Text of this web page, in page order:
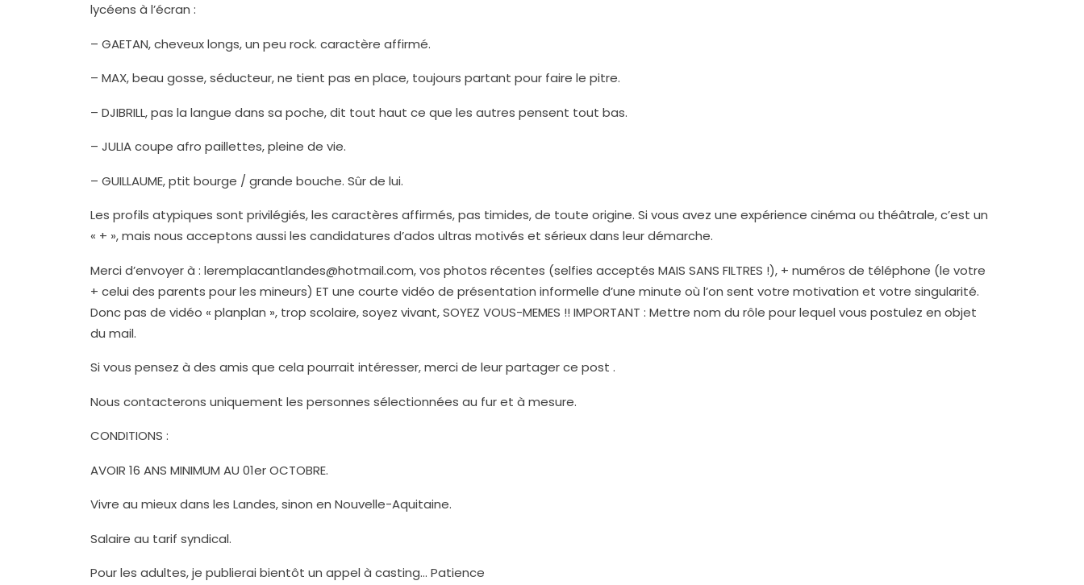
lycéens à l’écran :
– GAETAN, cheveux longs, un peu rock. caractère affirmé.
– MAX, beau gosse, séducteur, ne tient pas en place, toujours partant pour faire le pitre.
– DJIBRILL, pas la langue dans sa poche, dit tout haut ce que les autres pensent tout bas.
– JULIA coupe afro paillettes, pleine de vie.
– GUILLAUME, ptit bourge / grande bouche. Sûr de lui.
Les profils atypiques sont privilégiés, les caractères affirmés, pas timides, de toute origine. Si vous avez une expérience cinéma ou théâtrale, c’est un
« + », mais nous acceptons aussi les candidatures d’ados ultras motivés et sérieux dans leur démarche.
Merci d’envoyer à : leremplacantlandes@hotmail.com, vos photos récentes (selfies acceptés MAIS SANS FILTRES !), + numéros de téléphone (le votre
+ celui des parents pour les mineurs) ET une courte vidéo de présentation informelle d’une minute où l’on sent votre motivation et votre singularité.
Donc pas de vidéo « planplan », trop scolaire, soyez vivant, SOYEZ VOUS-MEMES !! IMPORTANT : Mettre nom du rôle pour lequel vous postulez en objet
du mail.
Si vous pensez à des amis que cela pourrait intéresser, merci de leur partager ce post .
Nous contacterons uniquement les personnes sélectionnées au fur et à mesure.
CONDITIONS :
AVOIR 16 ANS MINIMUM AU 01er OCTOBRE.
Vivre au mieux dans les Landes, sinon en Nouvelle-Aquitaine.
Salaire au tarif syndical.
Pour les adultes, je publierai bientôt un appel à casting… Patience